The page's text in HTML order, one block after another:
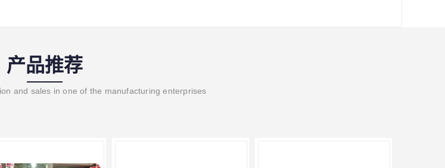
产品推荐
and sales in one of the manufacturing enterprises